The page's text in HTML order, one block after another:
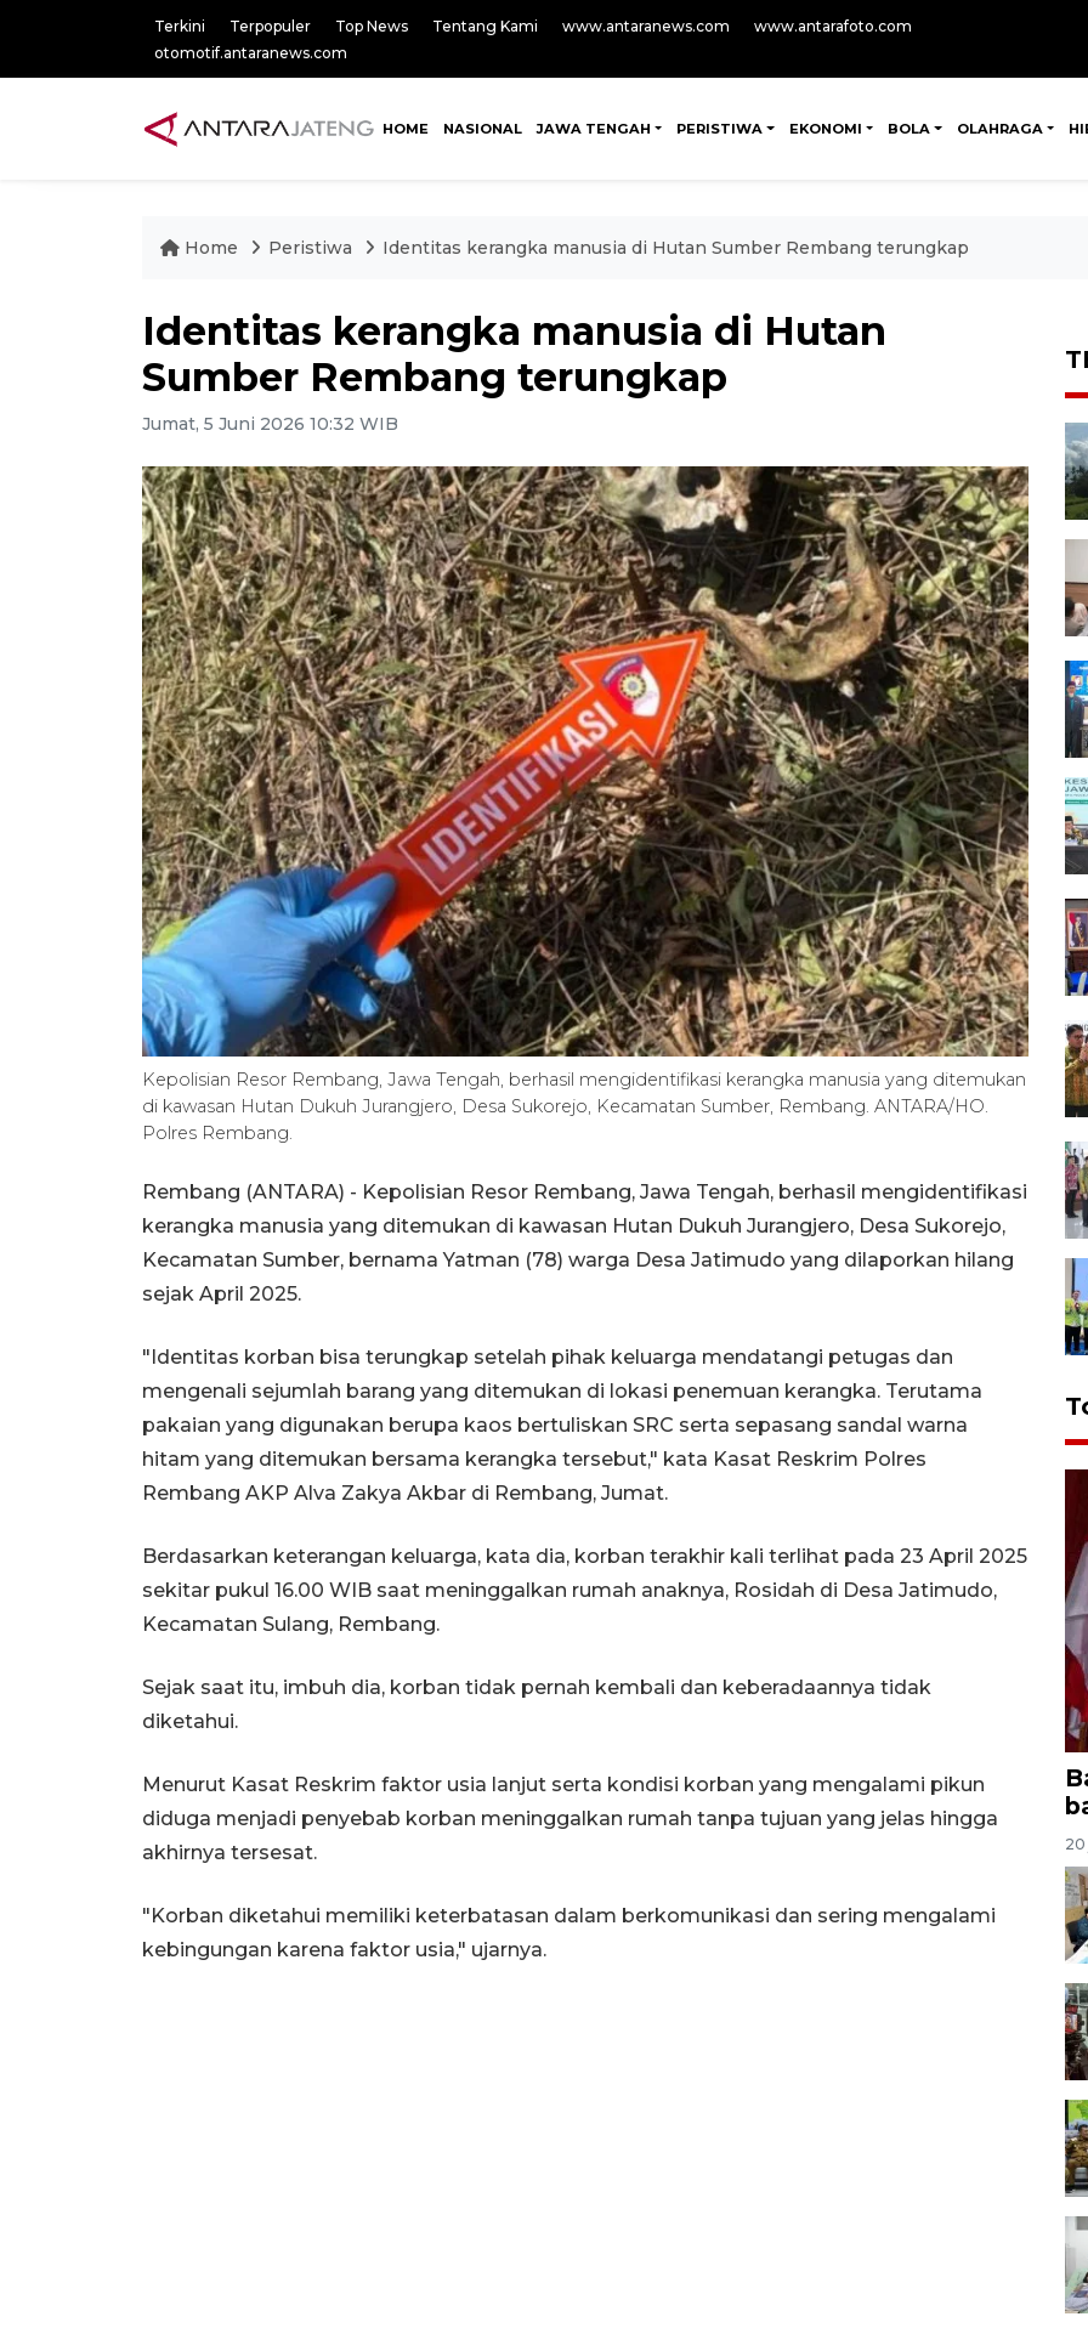
Terkini Terpopuler Top News Tentang Kami www.antaranews.com
www.antarafoto.com
otomotif.antaranews.com
HOME NASIONAL JAWA TENGAH PERISTIWA EKONOMI BOLA OLAHRAGA
Home Peristiwa Identitas kerangka manusia di Hutan Sumber Rembang terungkap
Identitas kerangka manusia di Hutan
Sumber Rembang terungkap
Jumat, 5 Juni 2026 10:32 WIB
Kepolisian Resor Rembang, Jawa Tengah, berhasil mengidentifikasi kerangka manusia yang ditemukan
di kawasan Hutan Dukuh Jurangjero, Desa Sukorejo, Kecamatan Sumber, Rembang. ANTARA/HO.
Polres Rembang.
Rembang (ANTARA) - Kepolisian Resor Rembang, Jawa Tengah, berhasil mengidentifikasi
kerangka manusia yang ditemukan di kawasan Hutan Dukuh Jurangjero, Desa Sukorejo,
Kecamatan Sumber, bernama Yatman (78) warga Desa Jatimudo yang dilaporkan hilang
sejak April 2025.
"Identitas korban bisa terungkap setelah pihak keluarga mendatangi petugas dan
mengenali sejumlah barang yang ditemukan di lokasi penemuan kerangka. Terutama
pakaian yang digunakan berupa kaos bertuliskan SRC serta sepasang sandal warna
hitam yang ditemukan bersama kerangka tersebut," kata Kasat Reskrim Polres
Rembang AKP Alva Zakya Akbar di Rembang, Jumat.
Berdasarkan keterangan keluarga, kata dia, korban terakhir kali terlihat pada 23 April 2025
sekitar pukul 16.00 WIB saat meninggalkan rumah anaknya, Rosidah di Desa Jatimudo,
Kecamatan Sulang, Rembang.
Sejak saat itu, imbuh dia, korban tidak pernah kembali dan keberadaannya tidak
diketahui.
Menurut Kasat Reskrim faktor usia lanjut serta kondisi korban yang mengalami pikun
diduga menjadi penyebab korban meninggalkan rumah tanpa tujuan yang jelas hingga
akhirnya tersesat.
"Korban diketahui memiliki keterbatasan dalam berkomunikasi dan sering mengalami
kebingungan karena faktor usia," ujarnya.
20